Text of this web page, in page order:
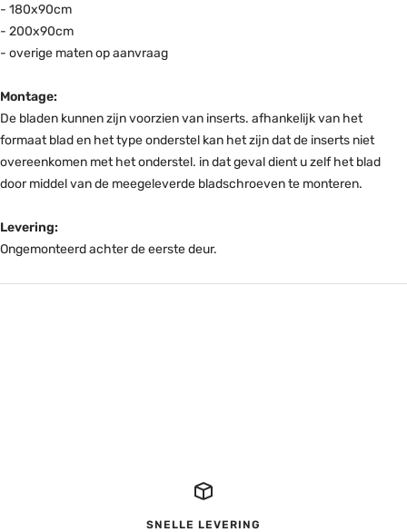
- 180x90cm
- 200x90cm
- overige maten op aanvraag
Montage:
De bladen kunnen zijn voorzien van inserts. afhankelijk van het
formaat blad en het type onderstel kan het zijn dat de inserts niet
overeenkomen met het onderstel. in dat geval dient u zelf het blad
door middel van de meegeleverde bladschroeven te monteren.
Levering:
Ongemonteerd achter de eerste deur.
SNELLE LEVERING